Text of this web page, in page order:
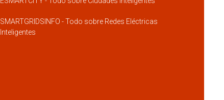
SMARTGRIDSINFO - Todo sobre Redes Eléctricas
Inteligentes